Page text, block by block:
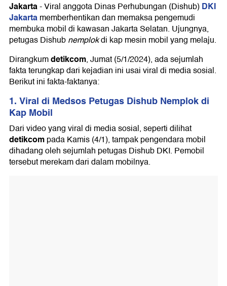
Jakarta-Viral anggota Dinas Perhubungan (Dishub)DKI
Jakartamemberhentikan dan memaksa pengemudi
membuka mobil di kawasan Jakarta Selatan. Ujungnya,
petugas Dishubnemplokdi kap mesin mobil yang melaju.
Dirangkumdetikcom, Jumat (5/1/2024), ada sejumlah
fakta terungkap dari kejadian ini usai viral di media sosial.
Berikut ini fakta-faktanya:
1. Viral di Medsos Petugas Dishub Nemplok di
Kap Mobil
Dari video yang viral di media sosial, seperti dilihat
detikcompada Kamis (4/1), tampak pengendara mobil
dihadang oleh sejumlah petugas Dishub DKI. Pemobil
tersebut merekam dari dalam mobilnya.